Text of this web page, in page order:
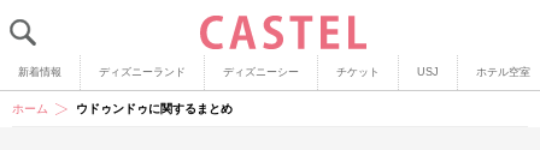
新着情報 ディズニーランド ディズニーシー チケット USJ ホテル空室
ホーム ウドゥンドゥに関するまとめ